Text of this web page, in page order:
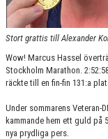
Stort grattis till Alexander
Wow! Marcus Hassel
Stockholm Marathon.
räckte till en fin-fin 131:a
Under sommarens Veteran-
kammande hem ett guld på
nya prydliga pers.